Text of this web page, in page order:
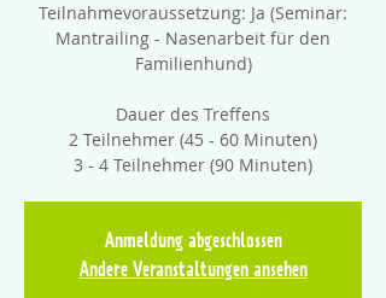
Teilnahmevoraussetzung: Ja (Seminar:
Mantrailing - Nasenarbeit für den
Familienhund)
Dauer des Treffens
2 Teilnehmer (45 - 60 Minuten)
3 - 4 Teilnehmer (90 Minuten)
Anmeldung abgeschlossen
Andere Veranstaltungen ansehen